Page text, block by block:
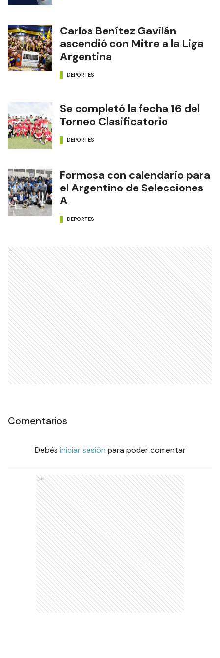
Carlos Benítez Gavilán
ascendió con Mitre a la Liga
Argentina
DEPORTES
Se completó la fecha 16 del
Torneo Clasificatorio
DEPORTES
Formosa con calendario para
el Argentino de Selecciones
A
DEPORTES
Ads
Comentarios
Debés iniciar sesión para poder comentar
Ads